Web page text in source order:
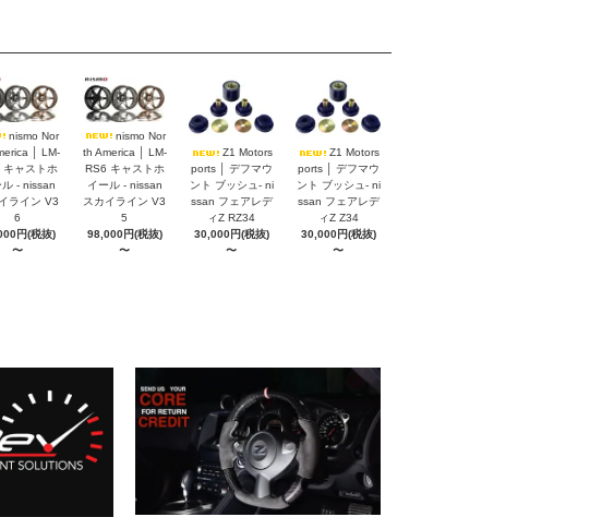
nismo Nor
│ LM-
キャストホ
ル - nissan
ライン V3
6
円(税抜)
〜
nismo Nor
th America │ LM-
RS6 キャストホ
イール - nissan
スカイライン V3
5
98,000円(税抜)
〜
Z1 Motors
ports │ デフマウ
ント ブッシュ- ni
ssan フェアレデ
ィZ RZ34
30,000円(税抜)
〜
Z1 Motors
ports │ デフマウ
ント ブッシュ- ni
ssan フェアレデ
ィZ Z34
30,000円(税抜)
〜